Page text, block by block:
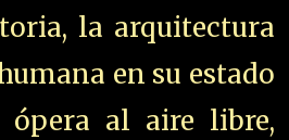
la arquitectura
en su estado
ópera al aire libre,